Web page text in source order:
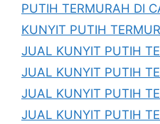
PUTIH TERMURAH DI
KUNYIT PUTIH
JUAL KUNYIT PUTIH
JUAL KUNYIT PUTIH
JUAL KUNYIT PUTIH
JUAL KUNYIT PUTIH